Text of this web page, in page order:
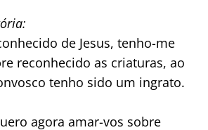
de Jesus, tenho-me
reconhecido as criaturas, ao
tenho sido um ingrato.
agora amar-vos sobre